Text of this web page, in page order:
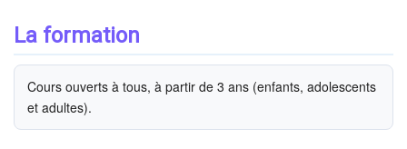
La formation
Cours ouverts à tous, à partir de 3 ans (enfants, adolescents
et adultes).